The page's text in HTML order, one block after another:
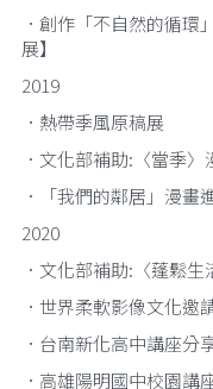
．創作「不自然的循環
展】
2019
．熱帶季風原稿展
．文化部補助:〈當季〉
．「我們的鄰居」漫畫
2020
．文化部補助:〈蓬鬆
．世界柔軟影像文化邀
．台南新化高中講座分
．高雄陽明國中校園講